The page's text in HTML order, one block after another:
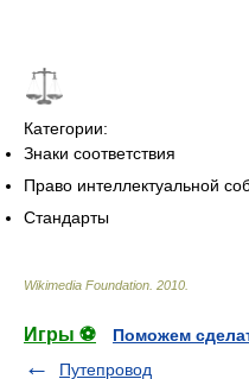
Категории:
Знаки соответствия
Право интеллектуальной
Стандарты
Wikimedia Foundation 2010
Игры ⚽
Поможем
Путепровод